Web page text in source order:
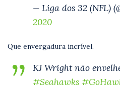
— Liga dos 32 (NFL)
2020
Que envergadura incrível.
KJ Wright não
#Seahawks